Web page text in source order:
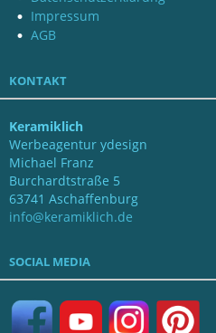
Impressum
AGB
KONTAKT
Keramiklich
Werbeagentur ydesign
Michael Franz
Burchardtstraße 5
63741 Aschaffenburg
info@keramiklich.de
SOCIAL MEDIA